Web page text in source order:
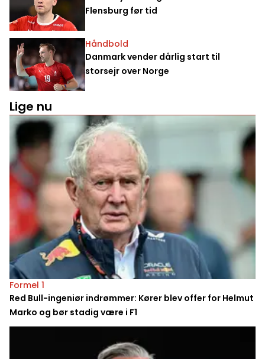
Flensburg før tid
Håndbold
Danmark vender dårlig start til
storsejr over Norge
Lige nu
Formel 1
Red Bull-ingeniør indrømmer: Kører blev offer for Helmut
Marko og bør stadig være i F1